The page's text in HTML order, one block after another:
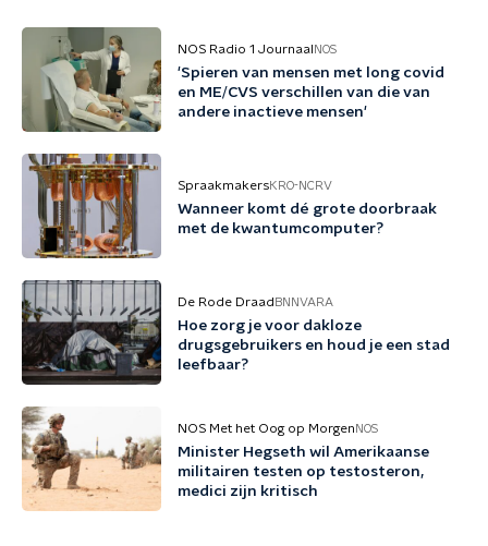
NOS Radio 1 Journaal NOS
'Spieren van mensen met long covid
en ME/CVS verschillen van die van
andere inactieve mensen'
SpraakmakersKRO-NCRV
Wanneer komt dé grote doorbraak
met de kwantumcomputer?
De Rode Draad BNNVARA
Hoe zorg je voor dakloze
drugsgebruikers en houd je een stad
leefbaar?
NOS Met het Oog op Morgen NOS
Minister Hegseth wil Amerikaanse
militairen testen op testosteron,
medici zijn kritisch